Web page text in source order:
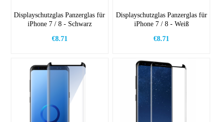
Displayschutzglas Panzerglas für
iPhone 7 / 8 - Schwarz
€8.71
Displayschutzglas Panzerglas für
iPhone 7 / 8 - Weiß
€8.71